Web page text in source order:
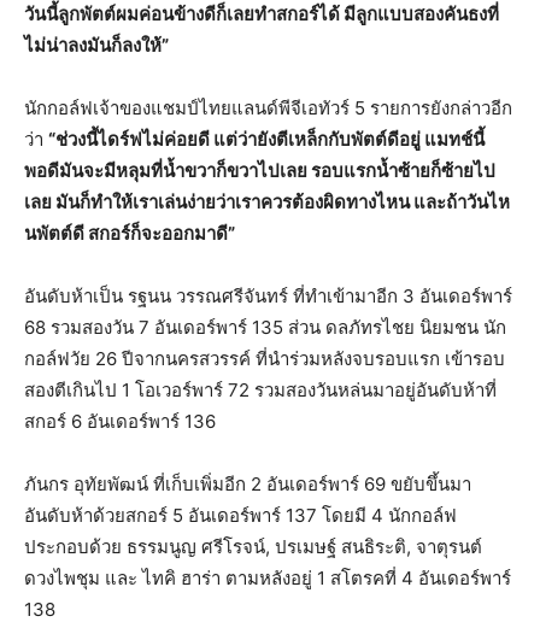
วันนี้ลูกพัตต์ผมค่อนข้างดีก็เลยทำสกอร์ได้ มีลูกแบบสองคันธงที่
ไม่น่าลงมันก็ลงให้”
นักกอล์ฟเจ้าของแชมป์ไทยแลนด์พีจีเอทัวร์ 5 รายการยังกล่าวอีก
ว่า “ช่วงนี้ไดร์ฟไม่ค่อยดี แต่ว่ายังตีเหล็กกับพัตต์ดีอยู่ แมทช์นี้
พอดีมันจะมีหลุมที่น้ำขวาก็ขวาไปเลย รอบแรกน้ำซ้ายก็ซ้ายไป
เลย มันก็ทำให้เราเล่นง่ายว่าเราควรต้องผิดทางไหน และถ้าวันไห
นพัตต์ดี สกอร์ก็จะออกมาดี”
อันดับห้าเป็น รฐนน วรรณศรีจันทร์ ที่ทำเข้ามาอีก 3 อันเดอร์พาร์
68 รวมสองวัน 7 อันเดอร์พาร์ 135 ส่วน ดลภัทรไชย นิยมชน นัก
กอล์ฟวัย 26 ปีจากนครสวรรค์ ที่นำร่วมหลังจบรอบแรก เข้ารอบ
สองตีเกินไป 1 โอเวอร์พาร์ 72 รวมสองวันหล่นมาอยู่อันดับห้าที่
สกอร์ 6 อันเดอร์พาร์ 136
ภันกร อุทัยพัฒน์ ที่เก็บเพิ่มอีก 2 อันเดอร์พาร์ 69 ขยับขึ้นมา
อันดับห้าด้วยสกอร์ 5 อันเดอร์พาร์ 137 โดยมี 4 นักกอล์ฟ
ประกอบด้วย ธรรมนูญ ศรีโรจน์, ปรเมษฐ์ สนธิระติ, จาตุรนต์
ดวงไพชุม และ ไทคิ ฮาร่า ตามหลังอยู่ 1 สโตรคที่ 4 อันเดอร์พาร์
138